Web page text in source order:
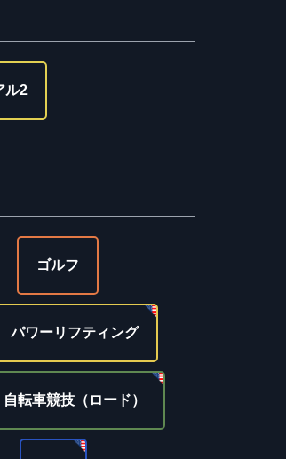
ル2
ゴルフ
パワーリフティング
自転車競技（ロード）